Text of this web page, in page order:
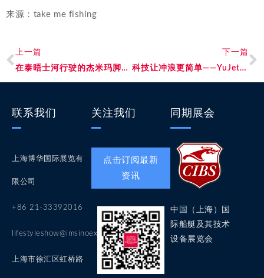
来源：take me fishing
上一篇
在泰晤士河行驶的杰米玛脚踏船
下一篇
科技让冲浪更简单——YuJet悠浪电动冲浪板
联系我们
上海博华国际展览有
限公司
+86 21-33392016
lifestyleshow@imsinoexpo.com
上海市徐汇区虹桥路
关注我们
点击订阅最新
资讯
同期展会
中国（上海）国
际船艇及其技术
设备展览会